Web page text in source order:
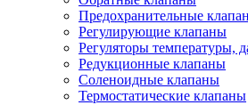
Предохранительные
Регулирующие клапаны
Регуляторы температуры,
Редукционные клапаны
Соленоидные клапаны
Термостатические клапаны